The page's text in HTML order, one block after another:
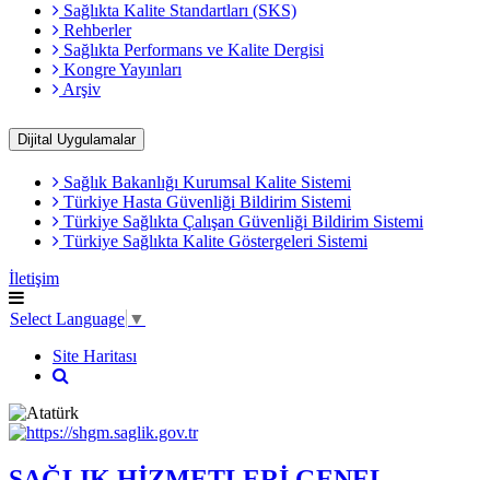
Sağlıkta Kalite Standartları (SKS)
Rehberler
Sağlıkta Performans ve Kalite Dergisi
Kongre Yayınları
Arşiv
Dijital Uygulamalar
Sağlık Bakanlığı Kurumsal Kalite Sistemi
​Türkiye Hasta Güvenliği Bildirim Sistemi
Türkiye Sağlıkta Çalışan Güvenliği Bildirim Sistemi
Türkiye Sağlıkta Kalite Göstergeleri Sistemi
İletişim
Select Language ▼
Site Haritası